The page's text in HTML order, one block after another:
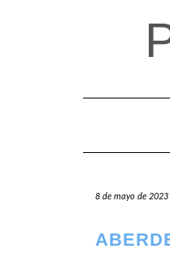
8 de mayo de 2023